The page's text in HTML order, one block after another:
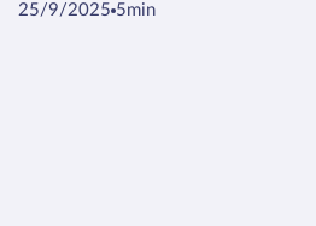
25/9/2025 5min